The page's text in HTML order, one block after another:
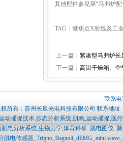
其他配件参见第“马弗炉配
TAG：微焦点X射线及工
上一篇： 紧凑型马弗炉长
下一篇： 高温干燥箱、空
联系
所有：苏州长显光电科技有限公司 联系地
动捕捉技术,步态分析系统,肌氧,运动捕捉,医
电分析系统,生物力学,体育科研_肌电图仪_
肌电传感器_Trigno_Bagnoli_dEMG_mini